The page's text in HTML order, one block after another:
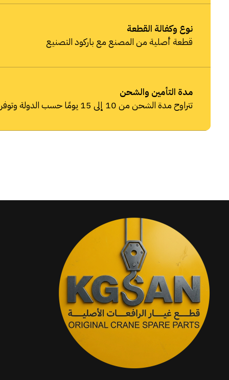
نوع وكفالة القطعة
قطعة أصلية من المصنع مع باركود التصنيع
مدة التأمين والشحن
تتراوح مدة الشحن من 10 إلى 15 يومًا حسب الدولة وتوفر شركات الشحن